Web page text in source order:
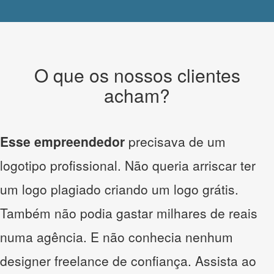
O que os nossos clientes
acham?
Esse empreendedor precisava de um
logotipo profissional. Não queria arriscar ter
um logo plagiado criando um logo grátis.
Também não podia gastar milhares de reais
numa agência. E não conhecia nenhum
designer freelance de confiança. Assista ao